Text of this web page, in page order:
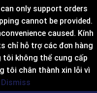
only support orders
cannot be provided.
caused. Kính
chỉ hỗ trợ các đơn hàng
tôi không thể cung cấp
tôi chân thành xin lỗi vì
Dismiss